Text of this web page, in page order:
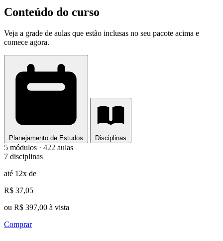
Conteúdo do curso
Veja a grade de aulas que estão inclusas no seu pacote acima e
comece agora.
Planejamento de Estudos Disciplinas
5 módulos · 422 aulas
7 disciplinas
até 12x de
R$ 37,05
ou R$ 397,00 à vista
Comprar